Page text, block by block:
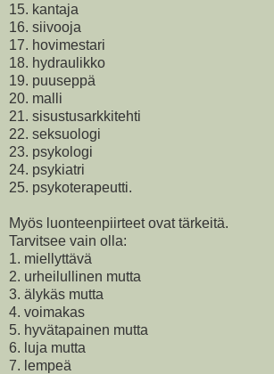
15. kantaja
16. siivooja
17. hovimestari
18. hydraulikko
19. puuseppä
20. malli
21. sisustusarkkitehti
22. seksuologi
23. psykologi
24. psykiatri
25. psykoterapeutti.
Myös luonteenpiirteet ovat tärkeitä.
Tarvitsee vain olla:
1. miellyttävä
2. urheilullinen mutta
3. älykäs mutta
4. voimakas
5. hyvätapainen mutta
6. luja mutta
7. lempeä